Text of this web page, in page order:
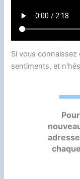
Si vous connaissez
sentiments, et